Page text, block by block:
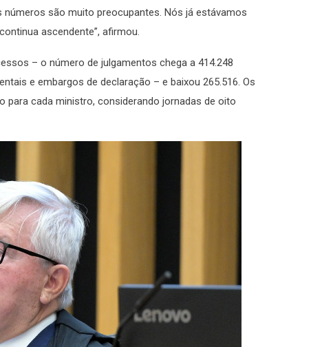
são muito preocupantes. Nós já estávamos
ascendente”, afirmou.
– o número de julgamentos chega a 414.248
e embargos de declaração – e baixou 265.516. Os
para cada ministro, considerando jornadas de oito